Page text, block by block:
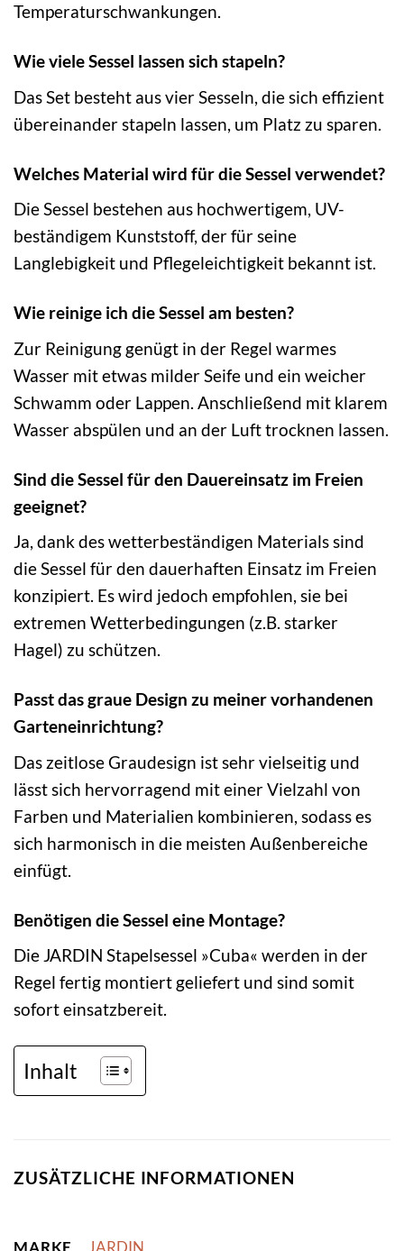
Temperaturschwankungen.
Wie viele Sessel lassen sich stapeln?
Das Set besteht aus vier Sesseln, die sich effizient
übereinander stapeln lassen, um Platz zu sparen.
Welches Material wird für die Sessel verwendet?
Die Sessel bestehen aus hochwertigem, UV-
beständigem Kunststoff, der für seine
Langlebigkeit und Pflegeleichtigkeit bekannt ist.
Wie reinige ich die Sessel am besten?
Zur Reinigung genügt in der Regel warmes
Wasser mit etwas milder Seife und ein weicher
Schwamm oder Lappen. Anschließend mit klarem
Wasser abspülen und an der Luft trocknen lassen.
Sind die Sessel für den Dauereinsatz im Freien
geeignet?
Ja, dank des wetterbeständigen Materials sind
die Sessel für den dauerhaften Einsatz im Freien
konzipiert. Es wird jedoch empfohlen, sie bei
extremen Wetterbedingungen (z.B. starker
Hagel) zu schützen.
Passt das graue Design zu meiner vorhandenen
Garteneinrichtung?
Das zeitlose Graudesign ist sehr vielseitig und
lässt sich hervorragend mit einer Vielzahl von
Farben und Materialien kombinieren, sodass es
sich harmonisch in die meisten Außenbereiche
einfügt.
Benötigen die Sessel eine Montage?
Die JARDIN Stapelsessel »Cuba« werden in der
Regel fertig montiert geliefert und sind somit
sofort einsatzbereit.
Inhalt
ZUSÄTZLICHE INFORMATIONEN
MARKE JARDIN